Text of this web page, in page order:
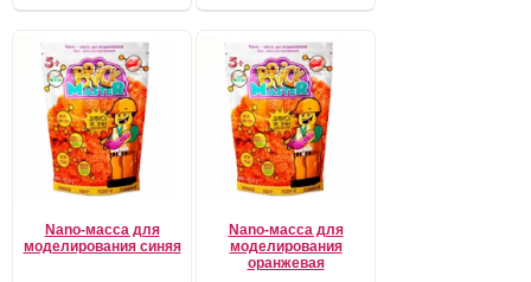
Nano-масса для
моделирования синяя
Nano-масса для
моделирования
оранжевая